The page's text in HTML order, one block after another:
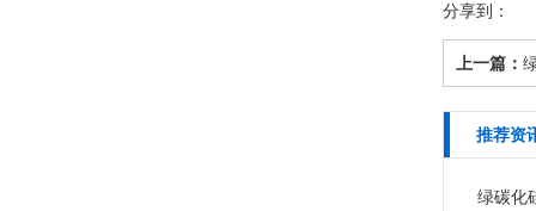
分享到：
上一篇：
推荐资
绿碳化